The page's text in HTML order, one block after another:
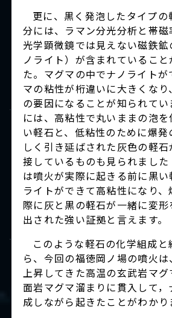
更に、黒く発泡したタイプ
分には、ラマン分光分析と帯磁
光学顕微鏡では見えない磁鉄
ノライト）が含まれているこ
た。マグマの中でナノライト
マの粘性が桁違いに大きくなり
の要因になることが知られてい
には、高粘性で丸いままの泡
い軽石と、低粘性のために爆
しく引き延ばされた灰色の軽
接しているものも見られました
は噴火が実際に起きる前に黒い
ライトができて高粘性になり
際に灰と黒の軽石が一緒に変
出された強い証拠と言えます。
このような軽石の化学組成と
ら、今回の福徳岡ノ場の噴火
上昇してきた高温の玄武岩マグ
面岩マグマ溜まりに貫入して
成しながら起きたことがわかり